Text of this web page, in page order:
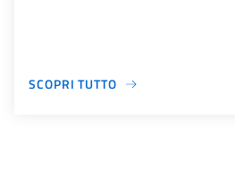
SCOPRI TUTTO